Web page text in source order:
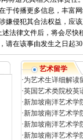
于传播更多信息，丰富
嫌侵犯其合法权益，应
法律文件后，将会尽快
在该事由发生之日起
艺术留学
·为艺术生详细解读
·英国艺术类院校英
·新加坡南洋艺术学
·新加坡南洋艺术学
·新加坡南洋艺术学
·新加坡南洋艺术学